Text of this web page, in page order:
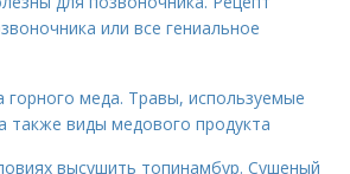
или все гениальное
горного меда. Травы, используемые
также виды медового продукта
высушить топинамбур. Сушеный